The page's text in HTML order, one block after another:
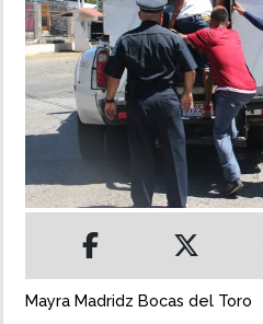
DEPORTES
MUNDO
INSÓLITAS
MULTIMEDIA
IMPRESO
Mayra Madridz Bocas del Toro